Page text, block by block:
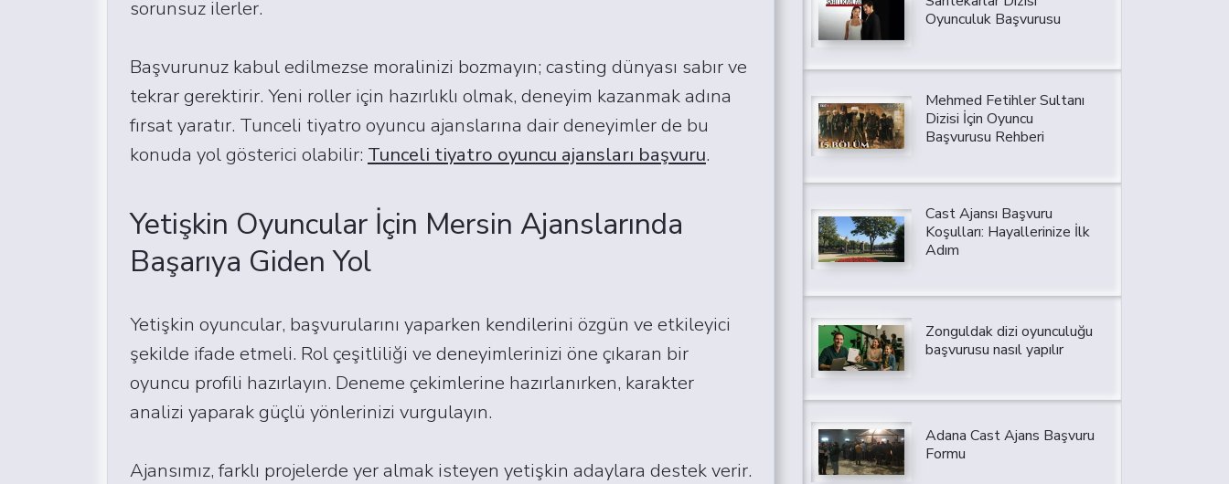
sorunsuz ilerler.
Başvurunuz kabul edilmezse moralinizi bozmayın; casting dünyası sabır ve
tekrar gerektirir. Yeni roller için hazırlıklı olmak, deneyim kazanmak adına
fırsat yaratır. Tunceli tiyatro oyuncu ajanslarına dair deneyimler de bu
konuda yol gösterici olabilir: Tunceli tiyatro oyuncu ajansları başvuru.
Yetişkin Oyuncular İçin Mersin Ajanslarında
Başarıya Giden Yol
Yetişkin oyuncular, başvurularını yaparken kendilerini özgün ve etkileyici
şekilde ifade etmeli. Rol çeşitliliği ve deneyimlerinizi öne çıkaran bir
oyuncu profili hazırlayın. Deneme çekimlerine hazırlanırken, karakter
analizi yaparak güçlü yönlerinizi vurgulayın.
Ajansımız, farklı projelerde yer almak isteyen yetişkin adaylara destek verir.
Oyunculuk Başvurusu
Mehmed Fetihler Sultanı
Dizisi İçin Oyuncu
Başvurusu Rehberi
Cast Ajansı Başvuru
Koşulları: Hayallerinize İlk
Adım
Zonguldak dizi oyunculuğu
başvurusu nasıl yapılır
Adana Cast Ajans Başvuru
Formu